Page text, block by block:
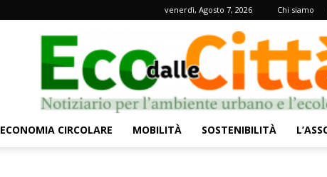
venerdì, Agosto 7, 2026 Chi siamo
ECONOMIA CIRCOLARE MOBILITÀ SOSTENIBILITÀ